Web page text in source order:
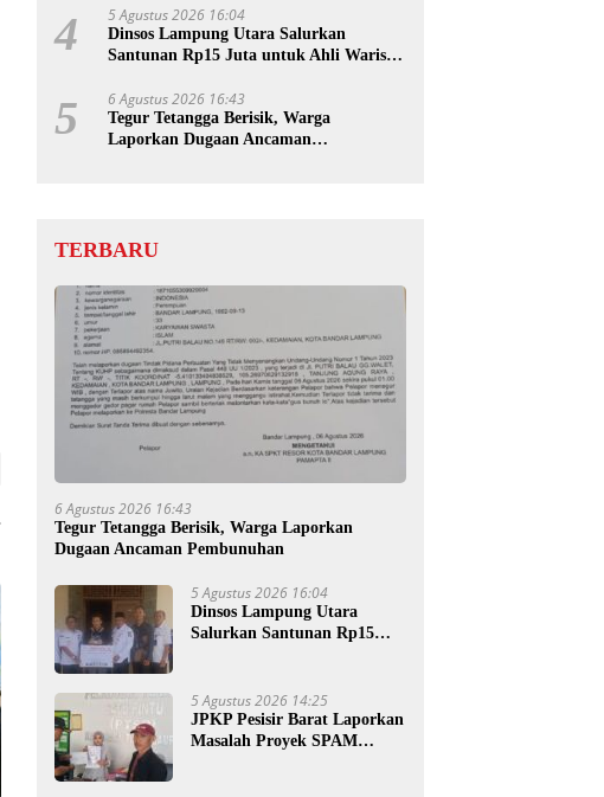
4 5 Agustus 2026 16:04
Dinsos Lampung Utara Salurkan
Santunan Rp15 Juta untuk Ahli Waris
5 6 Agustus 2026 16:43
Tegur Tetangga Berisik, Warga
Laporkan Dugaan Ancaman
TERBARU
6 Agustus 2026 16:43
Tegur Tetangga Berisik, Warga Laporkan
Dugaan Ancaman Pembunuhan
5 Agustus 2026 16:04
Dinsos Lampung Utara
Salurkan Santunan Rp15
5 Agustus 2026 14:25
JPKP Pesisir Barat Laporkan
Masalah Proyek SPAM